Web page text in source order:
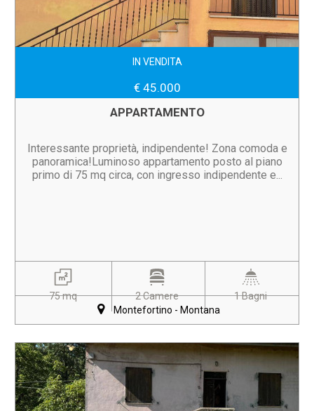
IN VENDITA
€ 45.000
APPARTAMENTO
Interessante proprietà, indipendente! Zona comoda e
panoramica!Luminoso appartamento posto al piano
primo di 75 mq circa, con ingresso indipendente e...
75 mq 2 Camere
1 Bagni
Montefortino - Montana